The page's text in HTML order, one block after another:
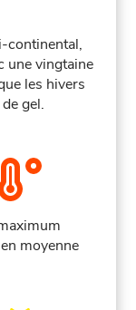
continental,
une vingtaine
les hivers
gel.
moyenne